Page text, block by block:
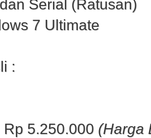
Serial (Ratusan)
7 Ultimate
:
Rp 5.250.000 (Harga